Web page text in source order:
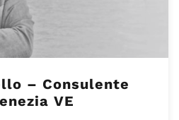
– Consulente
VE